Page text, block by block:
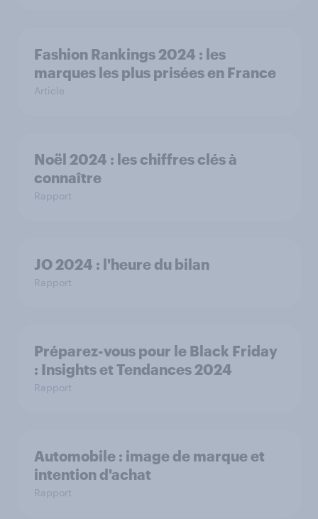
Fashion Rankings 2024 : les
marques les plus prisées en France
Article
Noël 2024 : les chiffres clés à
connaître
Rapport
JO 2024 : l'heure du bilan
Rapport
Préparez-vous pour le Black Friday
: Insights et Tendances 2024
Rapport
Automobile : image de marque et
intention d'achat
Rapport